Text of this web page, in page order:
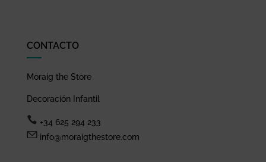
CONTACTO
Moraig the Store
Decoración Infantil
+34 625 294 233
info@moraigthestore.com